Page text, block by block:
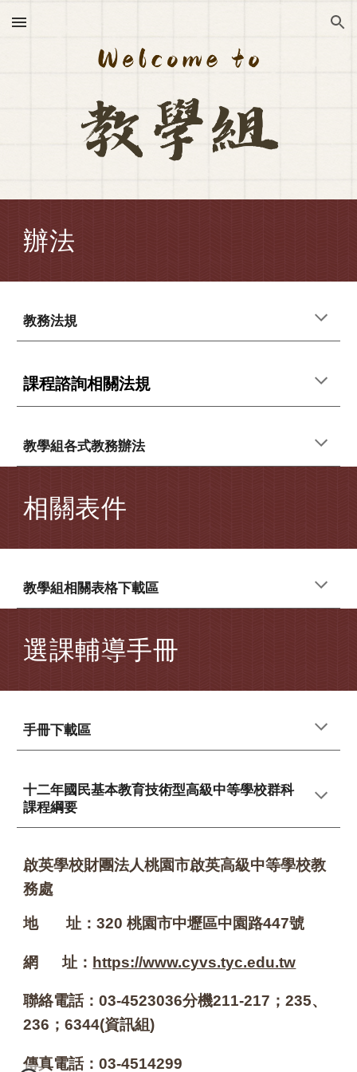
Skip to main content Skip to navigation
辦法
教務法規
課程諮詢相關法規
教學組各式教務辦法
相關表件
教學組相關表格下載區
選課輔導手冊
手冊下載區
十二年國民基本教育技術型高級中等學校群科
課程綱要
啟英學校財團法人桃園市啟英高級中等學校教
務處
地 址：320 桃園市中壢區中園路447號
網 址： https://www.cyvs.tyc.edu.tw
聯絡電話：03-4523036分機211-217；235、
236；6344(資訊組)
傳真電話：03-4514299